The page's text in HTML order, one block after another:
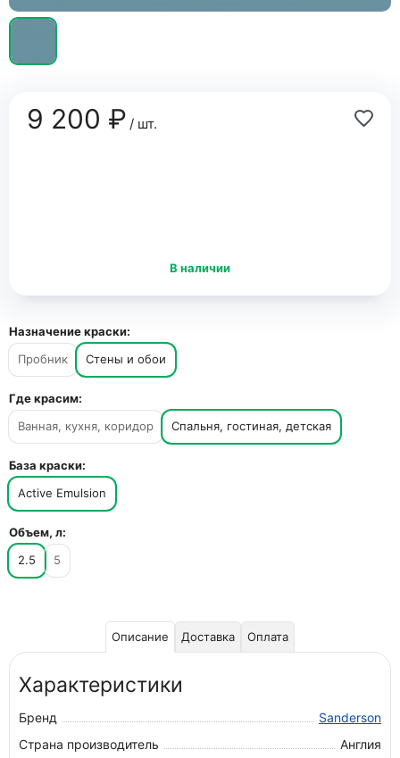
9 200 ₽/ шт.
В наличии
Назначение краски:
Пробник
Стены и обои
Где красим:
Ванная, кухня, коридор
Спальня, гостиная, детская
База краски:
Active Emulsion
Объем, л:
2.5
5
Описание Доставка Оплата
Характеристики
Бренд
Sanderson
Страна производитель
Англия